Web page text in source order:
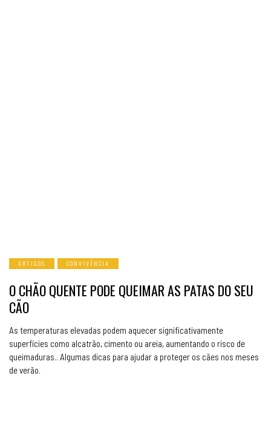
ARTIGOS CONVIVÊNCIA
O CHÃO QUENTE PODE QUEIMAR AS PATAS DO SEU
CÃO
As temperaturas elevadas podem aquecer significativamente
superfícies como alcatrão, cimento ou areia, aumentando o risco de
queimaduras.. Algumas dicas para ajudar a proteger os cães nos meses
de verão.